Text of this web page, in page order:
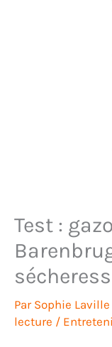
Test :
Par Sophie Laville
lecture /